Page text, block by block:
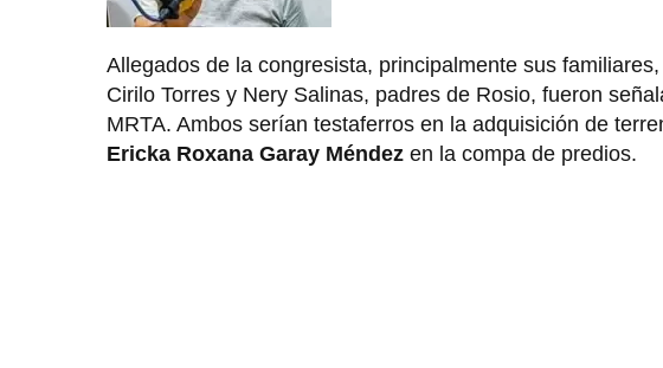
Allegados de la congresista, principalmente sus
Cirilo Torres y Nery Salinas, padres de Rosio, fueron
MRTA. Ambos serían testaferros en la adquisición de
Ericka Roxana Garay Méndez en la compa de predios.